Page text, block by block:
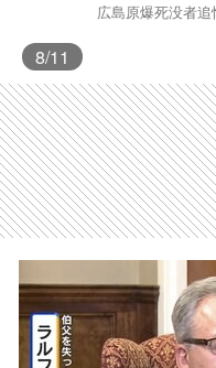
広島原爆死没者
8/11